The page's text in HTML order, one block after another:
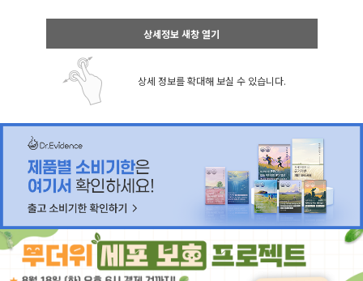
상세정보 새창 열기
상세 정보를 확대해 보실 수 있습니다.